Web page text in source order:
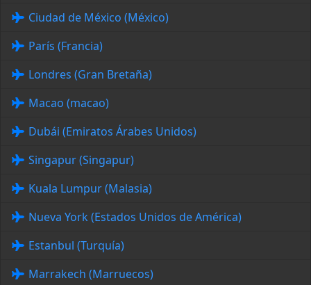
Ciudad de México (México)
París (Francia)
Londres (Gran Bretaña)
Macao (macao)
Dubái (Emiratos Árabes Unidos)
Singapur (Singapur)
Kuala Lumpur (Malasia)
Nueva York (Estados Unidos de América)
Estanbul (Turquía)
Marrakech (Marruecos)